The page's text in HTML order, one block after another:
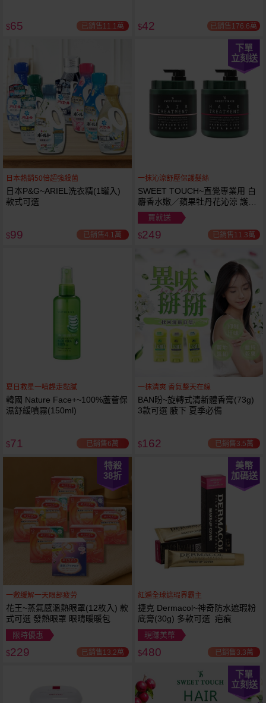
$65 已銷售11.1萬 $42 已銷售176.6萬
日本熱銷50倍超強殺菌
日本P&G~ARIEL洗衣精(1罐入)
款式可選
$99 已銷售4.1萬
下單
立刻送
一抹沁涼舒壓保護髮絲
SWEET TOUCH~直覺專業用 白
麝香水嫩／蘋果牡丹花沁涼 護髮
膜(1000ml) 款式可選 全新包裝
買就送
$249 已銷售11.3萬
夏日救星一噴趕走黏膩
韓國 Nature Face+~100%蘆薈保
濕舒緩噴霧(150ml)
$71 已銷售6萬
一抹清爽 香氣整天在線
BAN盼~旋轉式清新體香膏(73g)
3款可選 腋下 夏季必備
$162 已銷售3.5萬
特殺
38折
一敷缓解一天眼部疲劳
花王~蒸氣感溫熱眼罩(12枚入) 款
式可選 發熱眼罩 眼睛暖暖包
限時優惠
$229 已銷售13.2萬
美幣
加碼送
紅遍全球遮瑕界霸主
捷克 Dermacol~神奇防水遮瑕粉
底膏(30g) 多款可選 疤痕
現賺美幣
$480 已銷售3.3萬
下單
立刻送